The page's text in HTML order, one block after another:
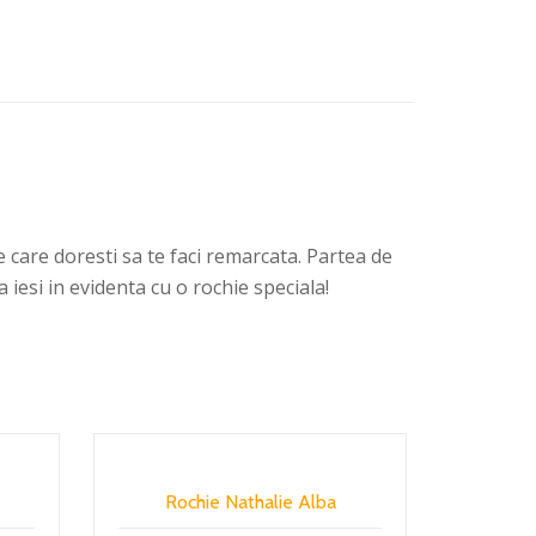
doresti sa te faci remarcata. Partea de
in evidenta cu o rochie speciala!
Rochie Nathalie Alba